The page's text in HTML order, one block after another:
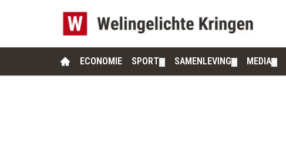
ECONOMIE SPORT SAMENLEVING MEDIA